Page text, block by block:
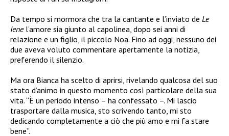
Da tempo si mormora che tra la cantante e l’inviato de Le
Ienel’amore sia giunto al capolinea, dopo sei anni di
relazione e un figlio, il piccolo Noa. Fino ad oggi, nessuno dei
due aveva voluto commentare apertamente la notizia,
preferendo il silenzio.
Ma ora Bianca ha scelto di aprirsi, rivelando qualcosa del suo
stato d’animo in questo momento così particolare della sua
vita. “È un periodo intenso – ha confessato –. Mi lascio
trasportare dalla musica, sto scrivendo tanto, mi sto
dedicando completamente a ciò che più amo e mi fa stare
bene”.